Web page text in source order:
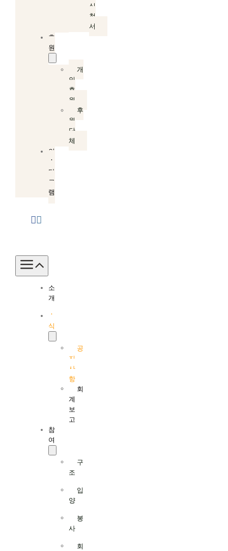
신
청
서
후
원
개
인
후
원
후
원
단
체
인
스
타
그
램
Toggle
Navigation
소
개
소
식
공
지
사
항
회
계
보
고
참
여
구
조
입
양
봉
사
회